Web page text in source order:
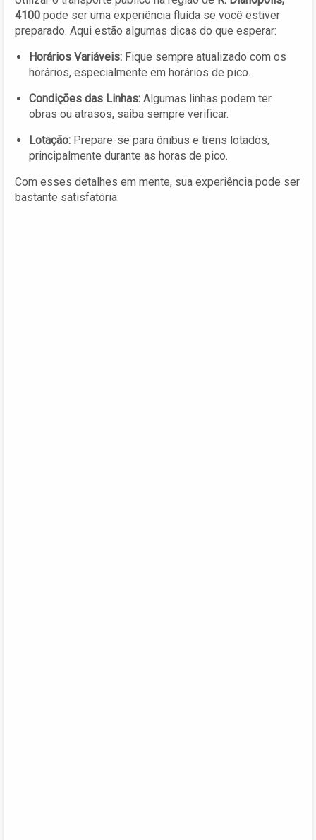
4100 pode ser uma experiência fluída se você estiver
preparado. Aqui estão algumas dicas do que esperar:
Horários Variáveis: Fique sempre atualizado com os
horários, especialmente em horários de pico.
Condições das Linhas: Algumas linhas podem ter
obras ou atrasos, saiba sempre verificar.
Lotação: Prepare-se para ônibus e trens lotados,
principalmente durante as horas de pico.
Com esses detalhes em mente, sua experiência pode ser
bastante satisfatória.